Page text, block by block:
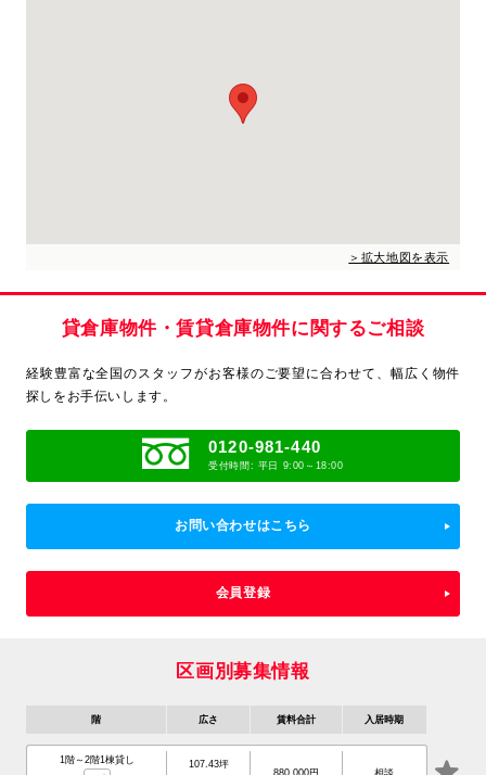
＞拡大地図を表示
貸倉庫物件・賃貸倉庫物件に関するご相談
経験豊富な全国のスタッフがお客様のご要望に合わせて、 幅広く物件
探しをお手伝いします。
0120-981-440
受付時間: 平日 9:00～18:00
お問い合わせはこちら
会員登録
区画別募集情報
階 広さ 賃料合計 入居時期
1階～2階1棟貸し
107.43坪
880,000円 相談